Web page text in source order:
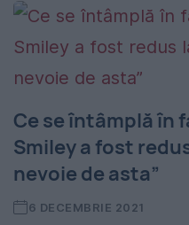
Ce se întâmplă în
Smiley a fost
nevoie de asta”
6 DECEMBRIE 2021